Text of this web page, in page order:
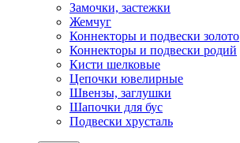
Замочки, застежки
Жемчуг
Коннекторы и подвески золото
Коннекторы и подвески родий
Кисти шелковые
Цепочки ювелирные
Швензы, заглушки
Шапочки для бус
Подвески хрусталь